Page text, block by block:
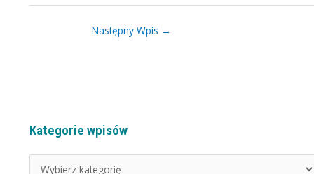
Kategorie wpisów
K
Następny Wpis →